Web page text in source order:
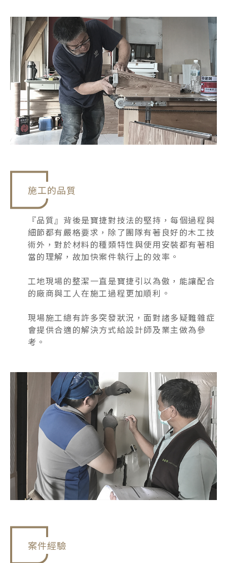
施工的品質
『品質』背後是寶捷對技法的堅持，每個過程與
細節都有嚴格要求，除了團隊有著良好的木工技
術外，對於材料的種類特性與使用安裝都有著相
當的理解，故加快案件執行上的效率。
工地現場的整潔一直是寶捷引以為傲，能讓配合
的廠商與工人在施工過程更加順利。
現場施工總有許多突發狀況，面對諸多疑難雜症
會提供合適的解決方式給設計師及業主做為參
考。
案件經驗